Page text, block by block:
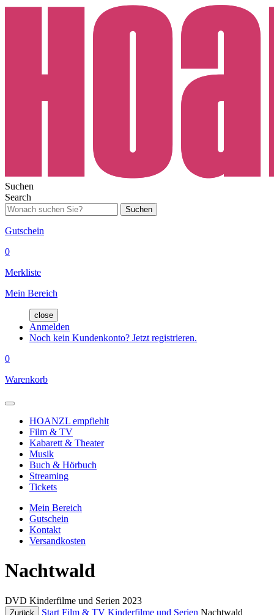
Suchen
Search
Suchen
Gutschein
0
Merkliste
Mein Bereich
close
Anmelden
Noch kein Kundenkonto? Jetzt registrieren.
0
Warenkorb
HOANZL empfiehlt
Film & TV
Kabarett & Theater
Musik
Buch & Hörbuch
Streaming
Tickets
Mein Bereich
Gutschein
Kontakt
Versandkosten
Nachtwald
DVD Kinderfilme und Serien 2023
Zurück Start Film & TV Kinderfilme und Serien Nachtwald